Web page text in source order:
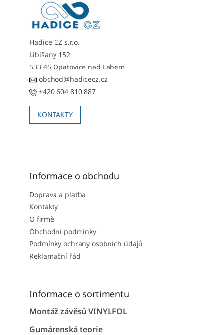
Hadice CZ s.r.o.
Libišany 152
533 45 Opatovice nad Labem
obchod@hadicecz.cz
+420 604 810 887
KONTAKTY
Informace o obchodu
Doprava a platba
Kontakty
O firmě
Obchodní podmínky
Podmínky ochrany osobních údajů
Reklamační řád
Informace o sortimentu
Montáž závěsů VINYLFOL
Gumárenská teorie